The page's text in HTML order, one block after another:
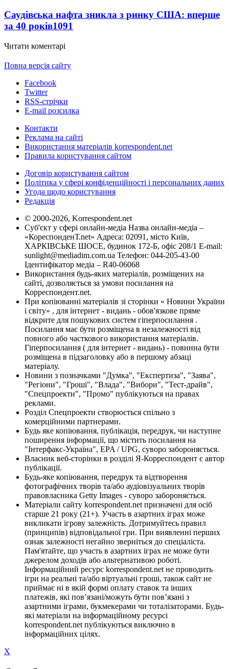
Саудівська нафта зникла з ринку США: вперше
за 40 років1091
Читати коментарі
Повна версія сайту
Facebook
Twitter
RSS-стрічки
E-mail розсилка
Контакти
Реклама на сайті
Використання матеріалів korrespondent.net
Правила користування сайтом
Договір користування сайтом
Політика у сфері конфіденційності і персональних даних
Угода щодо користування
Редакція
© 2000-2026, Korrespondent.net
Суб'єкт у сфері онлайн-медіа Назва онлайн-медіа –
«КореспонденТ.net» Адреса: 02091, місто Київ,
ХАРКІВСЬКЕ ШОСЕ, будинок 172-Б, офіс 208/1 E-mail:
sunlight@mediadim.com.ua Телефон: 044-205-43-00
Ідентифікатор медіа – R40-06068
Використання будь-яких матеріалів, розміщених на
сайті, дозволяється за умови посилання на
Корреспондент.net.
При копіюванні матеріалів зі сторінки « Новини України
і світу» , для інтернет - видань - обов'язкове пряме
відкрите для пошукових систем гіперпосилання .
Посилання має бути розміщена в незалежності від
повного або часткового використання матеріалів.
Гіперпосилання ( для інтернет - видань) - повинна бути
розміщена в підзаголовку або в першому абзаці
матеріалу.
Новини з позначками "Думка", "Експертиза", "Заява",
"Регіони", "Гроші", "Влада", "Вибори", "Тест-драйв",
"Спецпроекти", "Промо" публікуються на правах
реклами.
Розділ Спецпроекти створюється спільно з
комерційними партнерами.
Будь яке копіювання, публікація, передрук, чи наступне
поширення інформації, що містить посилання на
"Інтерфакс-Україна", EPA / UPG, суворо забороняється.
Власник веб-сторінки в розділі Я-Корреспондент є автор
публікації.
Будь-яке копіювання, передрук та відтворення
фотографічних творів та/або аудіовізуальних творів
правовласника Getty Images - суворо забороняється.
Матеріали сайту korrespondent.net призначені для осіб
старше 21 року (21+). Участь в азартних іграх може
викликати ігрову залежність. Дотримуйтесь правил
(принципів) відповідальної гри. При виявленні перших
ознак залежності негайно зверніться до спеціаліста.
Пам'ятайте, що участь в азартних іграх не може бути
джерелом доходів або альтернативою роботі.
Інформаційний ресурс korrespondent.net не проводить
ігри на реальні та/або віртуальні гроші, також сайт не
приймає ні в якій формі оплату ставок та інших
платежів, які пов’язані/можуть бути пов’язані з
азартними іграми, букмекерами чи тоталізаторами. Будь-
які матеріали на інформаційному ресурсі
korrespondent.net публікуються виключно в
інформаційних цілях.
X